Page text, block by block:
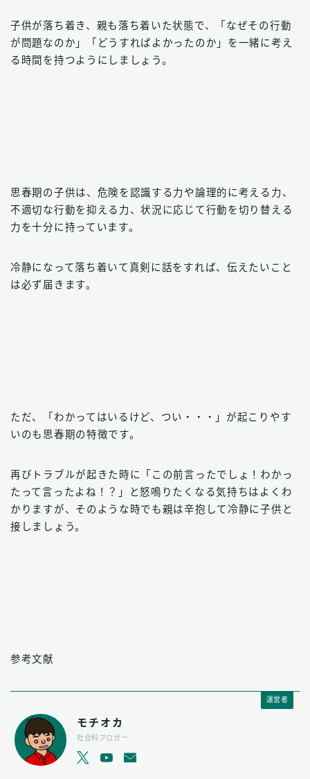
子供が落ち着き、親も落ち着いた状態で、「なぜその行動
が問題なのか」「どうすればよかったのか」を一緒に考え
る時間を持つようにしましょう。
思春期の子供は、危険を認識する力や論理的に考える力、
不適切な行動を抑える力、状況に応じて行動を切り替える
力を十分に持っています。
冷静になって落ち着いて真剣に話をすれば、伝えたいこと
は必ず届きます。
ただ、「わかってはいるけど、つい・・・」が起こりやす
いのも思春期の特徴です。
再びトラブルが起きた時に「この前言ったでしょ！わかっ
たって言ったよね！？」と怒鳴りたくなる気持ちはよくわ
かりますが、そのような時でも親は辛抱して冷静に子供と
接しましょう。
参考文献
運営者
モチオカ
社会科ブロガー